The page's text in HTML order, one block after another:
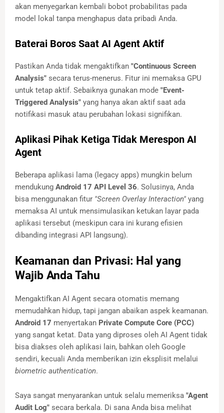
akan menyegarkan kembali bobot probabilitas pada
model lokal tanpa menghapus data pribadi Anda.
Baterai Boros Saat AI Agent Aktif
Pastikan Anda tidak mengaktifkan "Continuous Screen
Analysis" secara terus-menerus. Fitur ini memaksa GPU
untuk tetap aktif. Sebaiknya gunakan mode "Event-
Triggered Analysis" yang hanya akan aktif saat ada
notifikasi masuk atau perubahan lokasi signifikan.
Aplikasi Pihak Ketiga Tidak Merespon AI
Agent
Beberapa aplikasi lama (legacy apps) mungkin belum
mendukung Android 17 API Level 36. Solusinya, Anda
bisa menggunakan fitur "Screen Overlay Interaction" yang
memaksa AI untuk mensimulasikan ketukan layar pada
aplikasi tersebut (meskipun cara ini kurang efisien
dibanding integrasi API langsung).
Keamanan dan Privasi: Hal yang
Wajib Anda Tahu
Mengaktifkan AI Agent secara otomatis memang
memudahkan hidup, tapi jangan abaikan aspek keamanan.
Android 17 menyertakan Private Compute Core (PCC)
yang sangat ketat. Data yang diproses oleh AI Agent tidak
bisa diakses oleh aplikasi lain, bahkan oleh Google
sendiri, kecuali Anda memberikan izin eksplisit melalui
biometric authentication.
Saya sangat menyarankan untuk selalu memeriksa "Agent
Audit Log" secara berkala. Di sana Anda bisa melihat